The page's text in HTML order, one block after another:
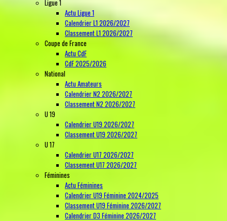
Ligue 1
Actu Ligue 1
Calendrier L1 2026/2027
Classement L1 2026/2027
Coupe de France
Actu CdF
CdF 2025/2026
National
Actu Amateurs
Calendrier N2 2026/2027
Classement N2 2026/2027
U 19
Calendrier U19 2026/2027
Classement U19 2026/2027
U 17
Calendrier U17 2026/2027
Classement U17 2026/2027
Féminines
Actu Féminines
Calendrier U19 Féminine 2024/2025
Classement U19 Féminine 2026/2027
Calendrier D3 Féminine 2026/2027